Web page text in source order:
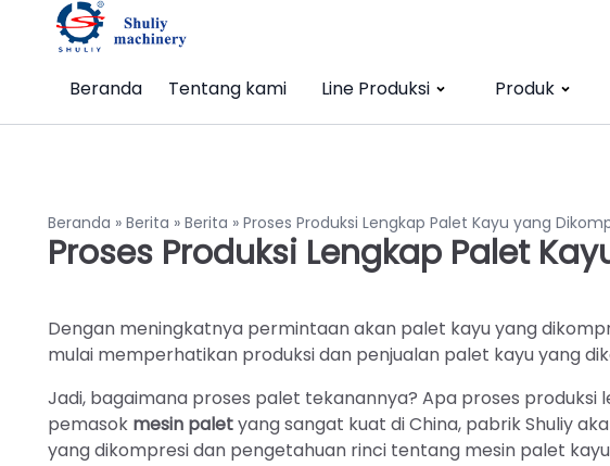
Beranda Tentang kami Line Produksi Produk
Beranda » Berita » Berita » Proses Produksi Lengkap Palet Kayu yang
Proses Produksi Lengkap Palet
Dengan meningkatnya permintaan akan palet kayu yang
mulai memperhatikan produksi dan penjualan palet kayu yang
Jadi, bagaimana proses palet tekanannya? Apa proses produksi
pemasok mesin paletyang sangat kuat di China, pabrik Shuliy
yang dikompresi dan pengetahuan rinci tentang mesin palet kayu